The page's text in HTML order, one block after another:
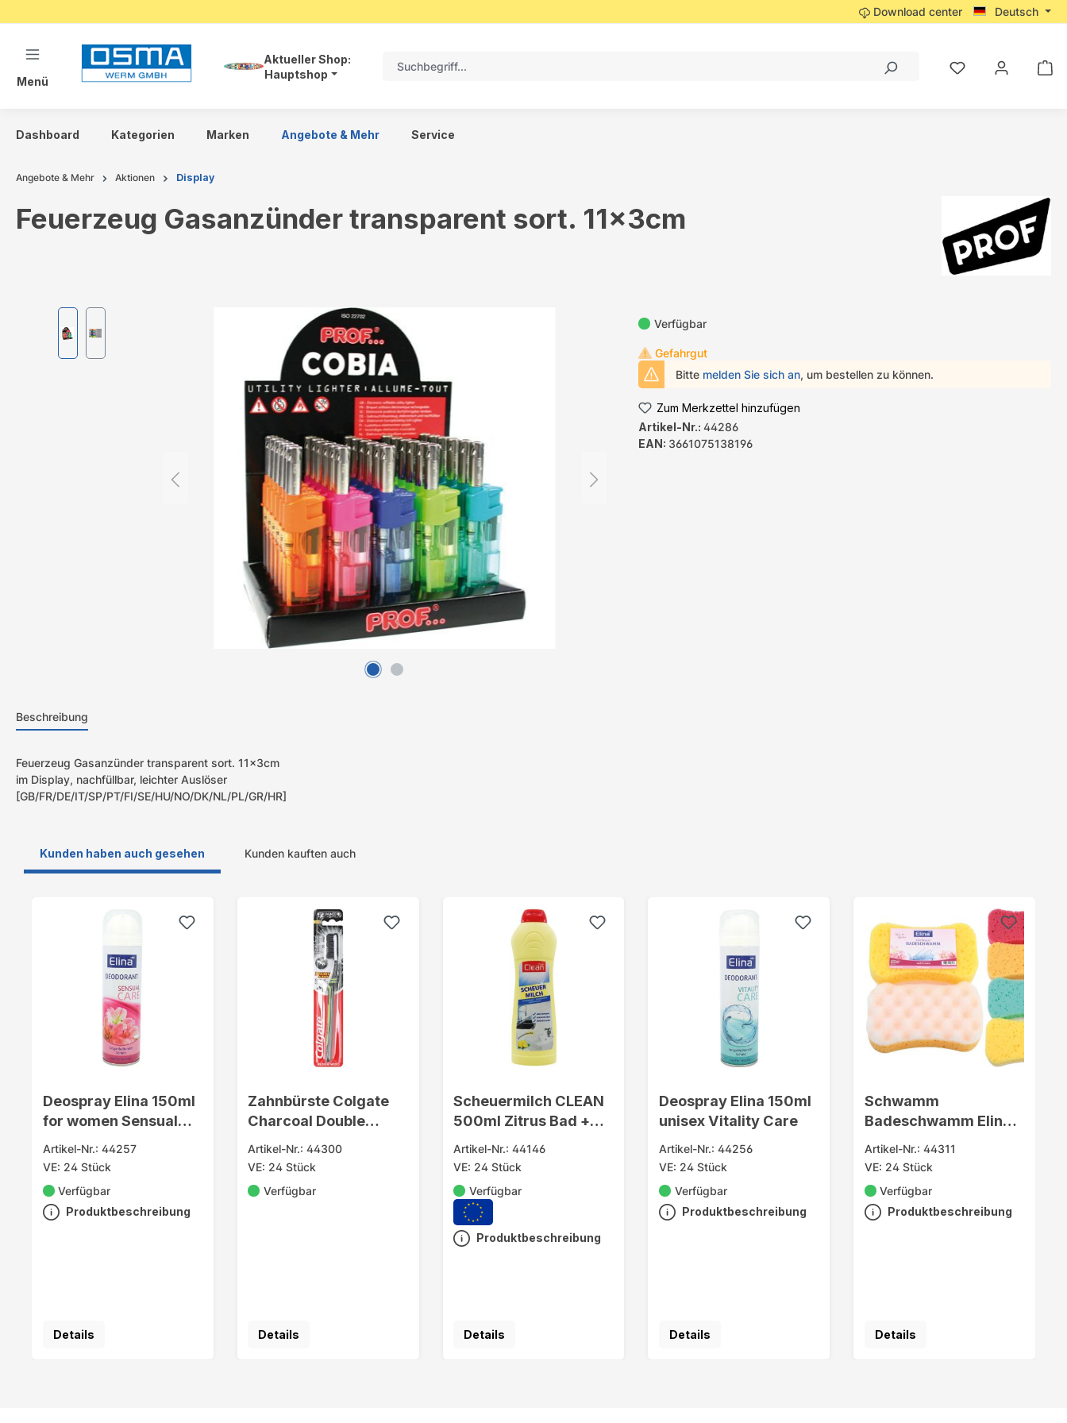
Download center Deutsch
Menü
Aktueller Shop:
Hauptshop
Dashboard Kategorien Marken Angebote & Mehr Service
Angebote & Mehr Aktionen Display
Feuerzeug Gasanzünder transparent sort. 11x3cm
Bildergalerie überspringen
Verfügbar
Gefahrgut
Bitte melden Sie sich an, um bestellen zu können.
Zum Merkzettel hinzufügen
Artikel-Nr.: 44286
EAN: 3661075138196
Beschreibung
Feuerzeug Gasanzünder transparent sort. 11x3cm
im Display, nachfüllbar, leichter Auslöser
[GB/FR/DE/IT/SP/PT/FI/SE/HU/NO/DK/NL/PL/GR/HR]
Kunden haben auch gesehen Kunden kauften auch
Deospray Elina 150ml
for women Sensual
Care
Artikel-Nr.: 44257
VE: 24 Stück
Verfügbar
Produktbeschreibung
Details
Zahnbürste Colgate
Charcoal Double
Action Medium
Artikel-Nr.: 44300
VE: 24 Stück
Verfügbar
Details
Scheuermilch CLEAN
500ml Zitrus Bad +
Küche
Artikel-Nr.: 44146
VE: 24 Stück
Verfügbar
Produktbeschreibung
Details
Deospray Elina 150ml
unisex Vitality Care
Artikel-Nr.: 44256
VE: 24 Stück
Verfügbar
Produktbeschreibung
Details
Schwamm
Badeschwamm Elina
tailliert
ca.17x9x4,5cm
Artikel-Nr.: 44311
VE: 24 Stück
Verfügbar
Produktbeschreibung
Details